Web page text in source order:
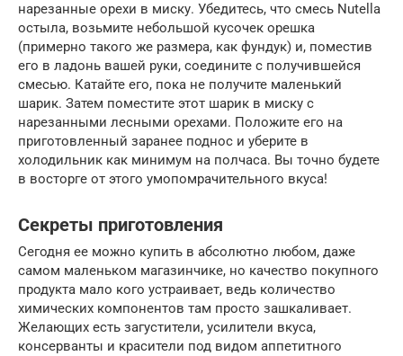
нарезанные орехи в миску. Убедитесь, что смесь Nutella
остыла, возьмите небольшой кусочек орешка
(примерно такого же размера, как фундук) и, поместив
его в ладонь вашей руки, соедините с получившейся
смесью. Катайте его, пока не получите маленький
шарик. Затем поместите этот шарик в миску с
нарезанными лесными орехами. Положите его на
приготовленный заранее поднос и уберите в
холодильник как минимум на полчаса. Вы точно будете
в восторге от этого умопомрачительного вкуса!
Секреты приготовления
Сегодня ее можно купить в абсолютно любом, даже
самом маленьком магазинчике, но качество покупного
продукта мало кого устраивает, ведь количество
химических компонентов там просто зашкаливает.
Желающих есть загустители, усилители вкуса,
консерванты и красители под видом аппетитного